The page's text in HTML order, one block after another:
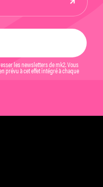
les newsletters de mk2. Vous
prévu à cet effet intégré à chaque